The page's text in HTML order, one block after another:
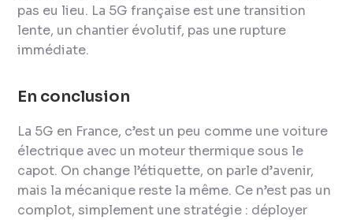
pas eu lieu. La 5G française est une transition
lente, un chantier évolutif, pas une rupture
immédiate.
En conclusion
La 5G en France, c’est un peu comme une voiture
électrique avec un moteur thermique sous le
capot. On change l’étiquette, on parle d’avenir,
mais la mécanique reste la même. Ce n’est pas un
complot, simplement une stratégie : déployer